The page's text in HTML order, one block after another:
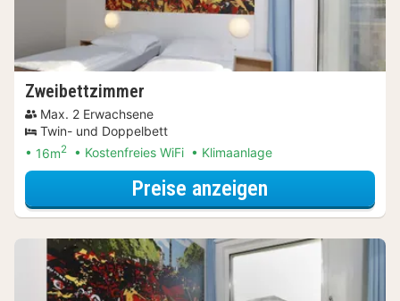
Zweibettzimmer
Max. 2 Erwachsene
Twin- und Doppelbett
16m2 Kostenfreies WiFi Klimaanlage
Preise anzeigen